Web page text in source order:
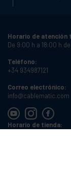
Horario de atención
De 9:00 h a 18:00 h
Teléfono:
+34 934987121
Correo electrónico:
info@cablematic.com
Horario de tienda: